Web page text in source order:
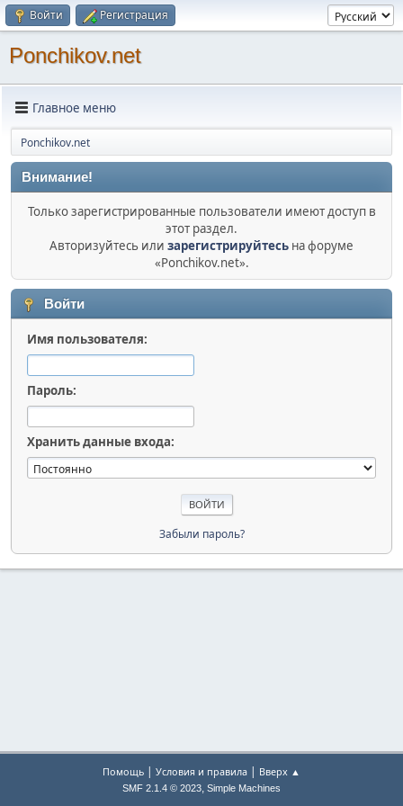
Войти Регистрация
Ponchikov.net
Главное меню
Ponchikov.net
Внимание!
Только зарегистрированные пользователи имеют доступ в
этот раздел.
Авторизуйтесь или зарегистрируйтесь на форуме
«Ponchikov.net».
Войти
Имя пользователя:
Пароль:
Хранить данные входа:
Забыли пароль?
Помощь | Условия и правила | Вверх ▲
SMF 2.1.4 © 2023, Simple Machines